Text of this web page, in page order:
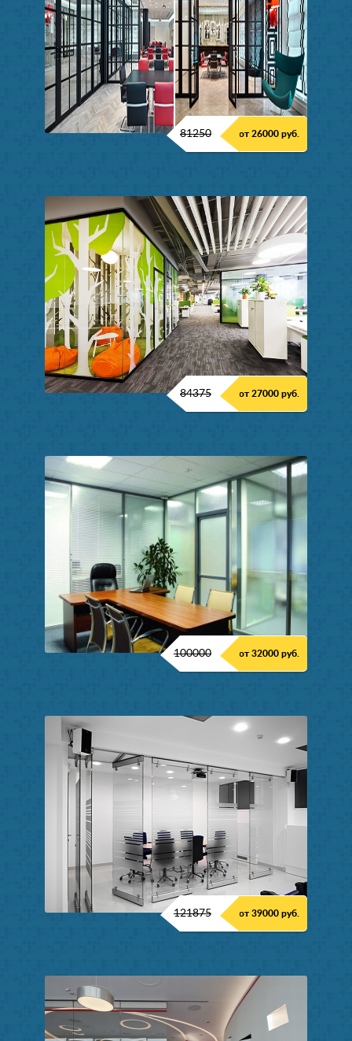
81250 от 26000 руб.
84375 от 27000 руб.
100000 от 32000 руб.
121875 от 39000 руб.